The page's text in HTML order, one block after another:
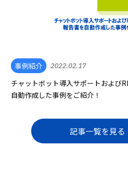
事例紹介 2022.02.17
チャットボット導入サポートおよび
自動作成した事例をご紹介！
記事一覧を見る